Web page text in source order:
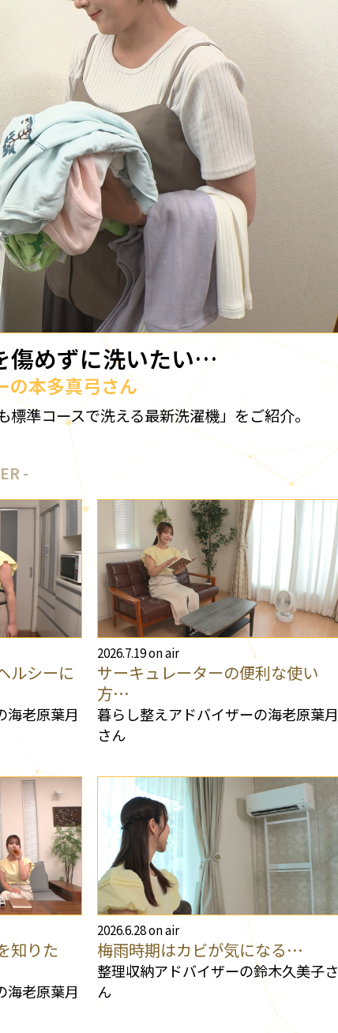
傷めずに洗いたい…
の本多真弓さん
準コースで洗える最新洗濯機」をご紹介。
ルシーに
海老原葉月
2026.7.19 on air
サーキュレーターの便利な使い
方…
暮らし整えアドバイザーの海老原葉月
さん
知りた
海老原葉月
2026.6.28 on air
梅雨時期はカビが気になる…
整理収納アドバイザーの鈴木久美子さ
ん